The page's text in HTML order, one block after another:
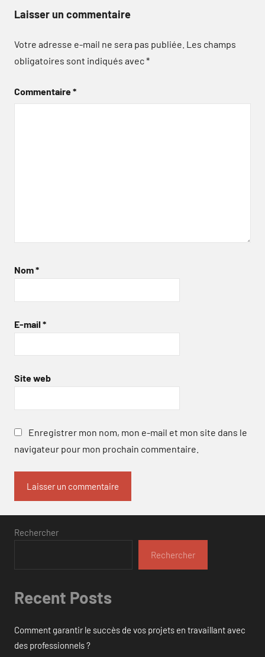
Laisser un commentaire
Votre adresse e-mail ne sera pas publiée. Les champs
obligatoires sont indiqués avec*
Commentaire*
Nom*
E-mail *
Site web
Enregistrer mon nom, mon e-mail et mon site dans le
navigateur pour mon prochain commentaire.
Rechercher
Rechercher
Recent Posts
Comment garantir le succès de vos projets en travaillant avec
des professionnels ?